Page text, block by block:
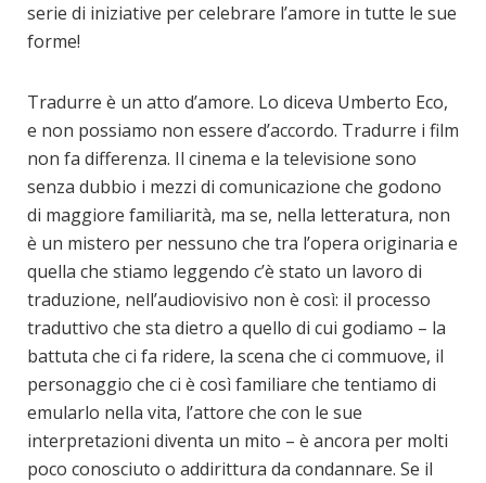
serie di iniziative per celebrare l’amore in tutte le sue
forme!
Tradurre è un atto d’amore. Lo diceva Umberto Eco,
e non possiamo non essere d’accordo. Tradurre i film
non fa differenza. Il cinema e la televisione sono
senza dubbio i mezzi di comunicazione che godono
di maggiore familiarità, ma se, nella letteratura, non
è un mistero per nessuno che tra l’opera originaria e
quella che stiamo leggendo c’è stato un lavoro di
traduzione, nell’audiovisivo non è così: il processo
traduttivo che sta dietro a quello di cui godiamo – la
battuta che ci fa ridere, la scena che ci commuove, il
personaggio che ci è così familiare che tentiamo di
emularlo nella vita, l’attore che con le sue
interpretazioni diventa un mito – è ancora per molti
poco conosciuto o addirittura da condannare. Se il